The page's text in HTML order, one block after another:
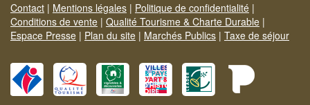
Contact | Mentions légales | Politique de confidentialité |
Conditions de vente | Qualité Tourisme & Charte Durable |
Espace Presse | Plan du site | Marchés Publics | Taxe de séjour